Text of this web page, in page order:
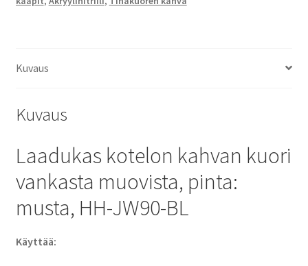
HH-
metallikaappeihin,
Sugatsune
LAMP®
(Japani)
Kuvaus
Kuvaus
Laadukas kotelon kahvan kuori
vankasta muovista, pinta:
musta, HH-JW90-BL
Käyttää: